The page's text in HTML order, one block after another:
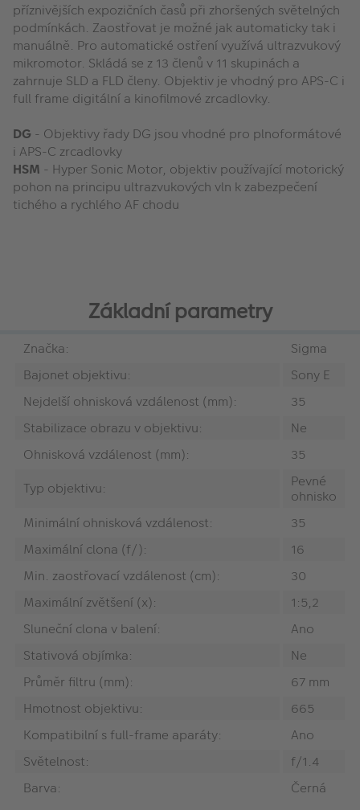
příznivějších expozičních časů při zhoršených světelných
podmínkách. Zaostřovat je možné jak automaticky tak i
manuálně. Pro automatické ostření využívá ultrazvukový
mikromotor. Skládá se z 13 členů v 11 skupinách a
zahrnuje SLD a FLD členy. Objektiv je vhodný pro APS-C i
full frame digitální a kinofilmové zrcadlovky.
DG - Objektivy řady DG jsou vhodné pro plnoformátové
i APS-C zrcadlovky
HSM - Hyper Sonic Motor, objektiv používající motorický
pohon na principu ultrazvukových vln k zabezpečení
tichého a rychlého AF chodu
Základní parametry
Značka:
Sigma
Bajonet objektivu:
Sony E
Nejdelší ohnisková vzdálenost (mm):
35
Stabilizace obrazu v objektivu:
Ne
Ohnisková vzdálenost (mm):
35
Typ objektivu:
Pevné
ohnisko
Minimální ohnisková vzdálenost:
35
Maximální clona (f/):
16
Min. zaostřovací vzdálenost (cm):
30
Maximální zvětšení (x):
1:5,2
Sluneční clona v balení:
Ano
Stativová objímka:
Ne
Průměr filtru (mm):
67 mm
Hmotnost objektivu:
665
Kompatibilní s full-frame aparáty:
Ano
Světelnost:
f/1.4
Barva:
Černá